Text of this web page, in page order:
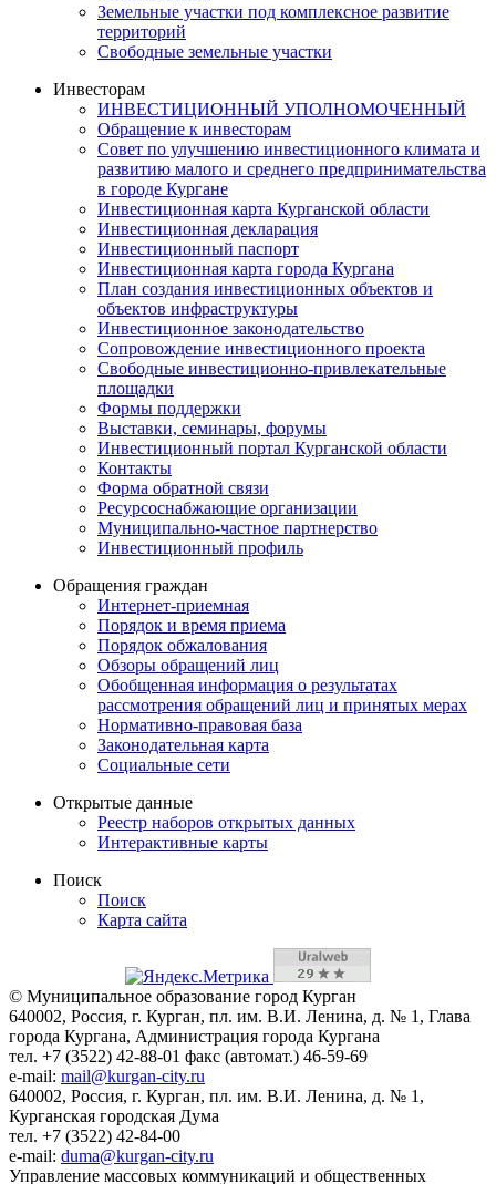
Земельные участки под комплексное развитие
территорий
Свободные земельные участки
Инвесторам
ИНВЕСТИЦИОННЫЙ УПОЛНОМОЧЕННЫЙ
Обращение к инвесторам
Совет по улучшению инвестиционного климата и
развитию малого и среднего предпринимательства
в городе Кургане
Инвестиционная карта Курганской области
Инвестиционная декларация
Инвестиционный паспорт
Инвестиционная карта города Кургана
План создания инвестиционных объектов и
объектов инфраструктуры
Инвестиционное законодательство
Сопровождение инвестиционного проекта
Свободные инвестиционно-привлекательные
площадки
Формы поддержки
Выставки, семинары, форумы
Инвестиционный портал Курганской области
Контакты
Форма обратной связи
Ресурсоснабжающие организации
Муниципально-частное партнерство
Инвестиционный профиль
Обращения граждан
Интернет-приемная
Порядок и время приема
Порядок обжалования
Обзоры обращений лиц
Обобщенная информация о результатах
рассмотрения обращений лиц и принятых мерах
Нормативно-правовая база
Законодательная карта
Социальные сети
Открытые данные
Реестр наборов открытых данных
Интерактивные карты
Поиск
Поиск
Карта сайта
© Муниципальное образование город Курган
640002, Россия, г. Курган, пл. им. В.И. Ленина, д. № 1, Глава
города Кургана, Администрация города Кургана
тел. +7 (3522) 42-88-01 факс (автомат.) 46-59-69
e-mail: mail@kurgan-city.ru
640002, Россия, г. Курган, пл. им. В.И. Ленина, д. № 1,
Курганская городская Дума
тел. +7 (3522) 42-84-00
e-mail: duma@kurgan-city.ru
Управление массовых коммуникаций и общественных